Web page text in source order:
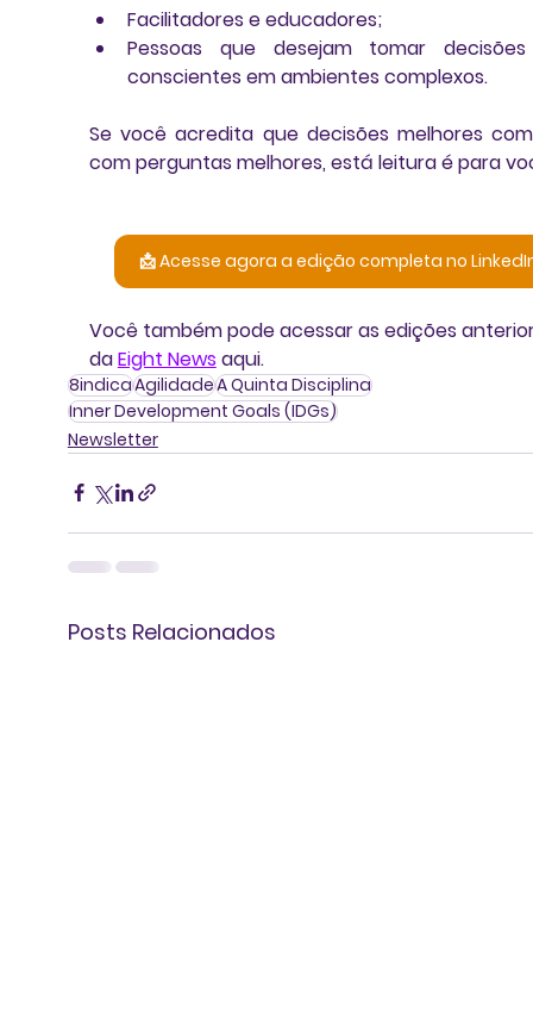
Facilitadores e educadores;
Pessoas que desejam tomar
conscientes em ambientes complexos.
Se você acredita que decisões melhores
com perguntas melhores, está leitura é para
📩 Acesse agora a edição completa no
Você também pode acessar as edições
da Eight News aqui.
8indicaAgilidadeA Quinta Disciplina
Inner Development Goals (IDGs)
Newsletter
Posts Relacionados